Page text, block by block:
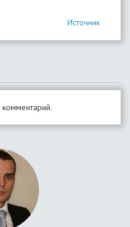
Источник
комментарий.